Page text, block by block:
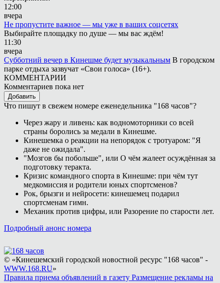
12:00
вчера
Не пропустите важное — мы уже в ваших соцсетях
Выбирайте площадку по душе — мы вас ждём!
11:30
вчера
Субботний вечер в Кинешме будет музыкальным В городском
парке отдыха зазвучат «Свои голоса» (16+).
КОММЕНТАРИИ
Комментариев пока нет
Добавить
Что пишут в свежем номере еженедельника "168 часов"?
Через жару и ливень: как водномоторники со всей
страны боролись за медали в Кинешме.
Кинешемка о реакции на непорядок с тротуаром: "Я
даже не ожидала".
"Мозгов бы побольше", или О чём жалеет осуждённая за
подготовку теракта.
Кризис командного спорта в Кинешме: при чём тут
медкомиссия и родители юных спортсменов?
Рок, брызги и нейросети: кинешемец подарил
спортсменам гимн.
Механик против цифры, или Разорение по старости лет.
Подробный анонс номера
© «Кинешемский городской новостной ресурс "168 часов" -
WWW.168.RU»
Правила приема объявлений в газету Размещение рекламы на